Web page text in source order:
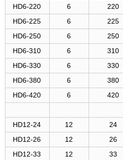
HD6-220
6 220
HD6-225
6 225
HD6-250
6 250
HD6-310
6 310
HD6-330
6 330
HD6-380
6 380
HD6-420
6 420
HD12-24 12 24
HD12-26
12 26
HD12-33
12 33